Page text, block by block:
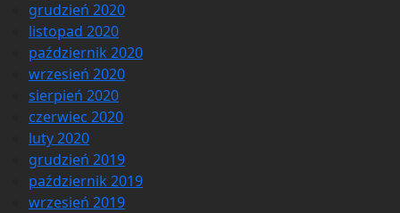
grudzień 2020
listopad 2020
październik 2020
wrzesień 2020
sierpień 2020
czerwiec 2020
luty 2020
grudzień 2019
październik 2019
wrzesień 2019